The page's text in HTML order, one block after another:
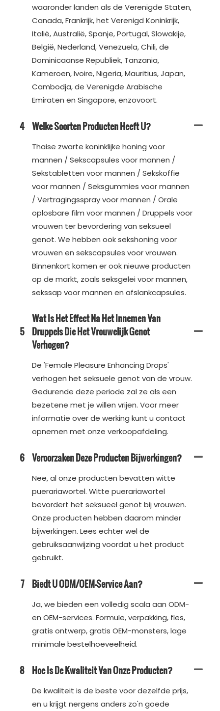
waaronder landen als de Verenigde Staten,
Canada, Frankrijk, het Verenigd Koninkrijk,
Italië, Australië, Spanje, Portugal, Slowakije,
België, Nederland, Venezuela, Chili, de
Dominicaanse Republiek, Tanzania,
Kameroen, Ivoire, Nigeria, Mauritius, Japan,
Cambodja, de Verenigde Arabische
Emiraten en Singapore, enzovoort.
4 Welke Soorten Producten Heeft U?
Thaise zwarte koninklijke honing voor
mannen / Sekscapsules voor mannen /
Sekstabletten voor mannen / Sekskoffie
voor mannen / Seksgummies voor mannen
/ Vertragingsspray voor mannen / Orale
oplosbare film voor mannen / Druppels voor
vrouwen ter bevordering van seksueel
genot. We hebben ook sekshoning voor
vrouwen en sekscapsules voor vrouwen.
Binnenkort komen er ook nieuwe producten
op de markt, zoals seksgelei voor mannen,
sekssap voor mannen en afslankcapsules.
5
Wat Is Het Effect Na Het Innemen Van
Druppels Die Het Vrouwelijk Genot
Verhogen?
De 'Female Pleasure Enhancing Drops'
verhogen het seksuele genot van de vrouw.
Gedurende deze periode zal ze als een
bezetene met je willen vrijen. Voor meer
informatie over de werking kunt u contact
opnemen met onze verkoopafdeling.
6 Veroorzaken Deze Producten Bijwerkingen?
Nee, al onze producten bevatten witte
puerariawortel. Witte puerariawortel
bevordert het seksueel genot bij vrouwen.
Onze producten hebben daarom minder
bijwerkingen. Lees echter wel de
gebruiksaanwijzing voordat u het product
gebruikt.
7 Biedt U ODM/OEM-Service Aan?
Ja, we bieden een volledig scala aan ODM-
en OEM-services. Formule, verpakking, fles,
gratis ontwerp, gratis OEM-monsters, lage
minimale bestelhoeveelheid.
8 Hoe Is De Kwaliteit Van Onze Producten?
De kwaliteit is de beste voor dezelfde prijs,
en u krijgt nergens anders zo'n goede